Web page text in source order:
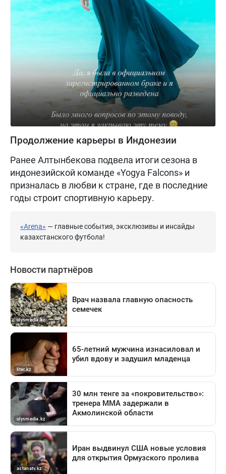
Продолжение карьеры в Индонезии
Ранее Алтынбекова подвела итоги сезона в
индонезийской команде «Yogya Falcons» и
призналась в любви к стране, где в последние
годы строит спортивную карьеру.
«Arena» — главные события, эксклюзивы и инсайды
казахстанского футбола!